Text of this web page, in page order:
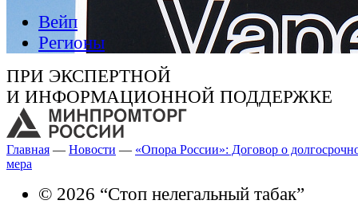
Вейп
Регионы
ПРИ ЭКСПЕРТНОЙ
И ИНФОРМАЦИОННОЙ ПОДДЕРЖКЕ
Главная — Новости — «Опора России»: Договор о
мера
© 2026 “Стоп нелегальный табак”